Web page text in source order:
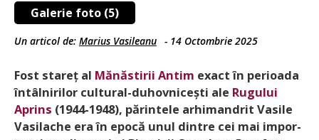
Galerie foto (5)
Un articol de: Marius Vasileanu - 14 Octombrie 2025
Fost stareț al Mănăstirii Antim exact în perioada
întâlnirilor cultural-duhovnicești ale Rugului
Aprins (1944-1948), părintele arhimandrit Vasile
Vasilache era în epocă unul dintre cei mai impor­